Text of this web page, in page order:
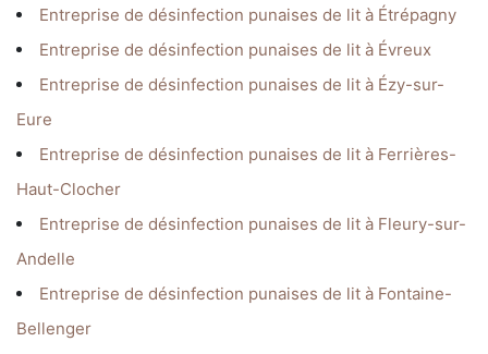
Entreprise de désinfection punaises de lit à Étrépagny
Entreprise de désinfection punaises de lit à Évreux
Entreprise de désinfection punaises de lit à Ézy-sur-
Eure
Entreprise de désinfection punaises de lit à Ferrières-
Haut-Clocher
Entreprise de désinfection punaises de lit à Fleury-sur-
Andelle
Entreprise de désinfection punaises de lit à Fontaine-
Bellenger